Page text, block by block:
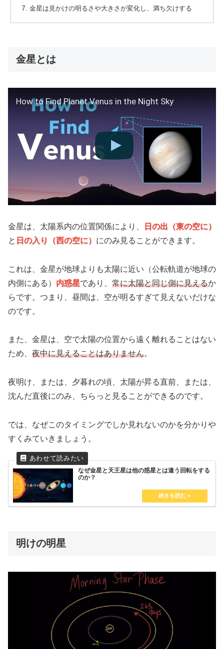
金星は見かけの明るさや大きさが変化し、満ち欠けする
金星とは
How to Find Planet Venus in the Night Sky
金星は、太陽系内の位置関係により、
日の出（東の空に）
と 日の入り（西の空に） にのみ見ることができます。
これは、金星が地球よりも太陽に近い（公転軌道が地球の
内側にある） 内惑星であり、 常に太陽と同じ側に見えるか
らです。つまり、昼間は、空が明るすぎて見えないだけな
のです。
また、金星は、空で太陽の位置から遠く離れることはない
ため、 夜中に見えることはありません。
夜明け、または、夕暮れの頃、太陽が昇る直前、または、
沈んだ直後にのみ、ちらっと見ることができるのです。
では、なぜこのタイミングでしか見れないのかを分かりや
すくみていきましょう。
なぜ金星と天王星は他の惑星とは違う回転をする
のか？
明けの明星